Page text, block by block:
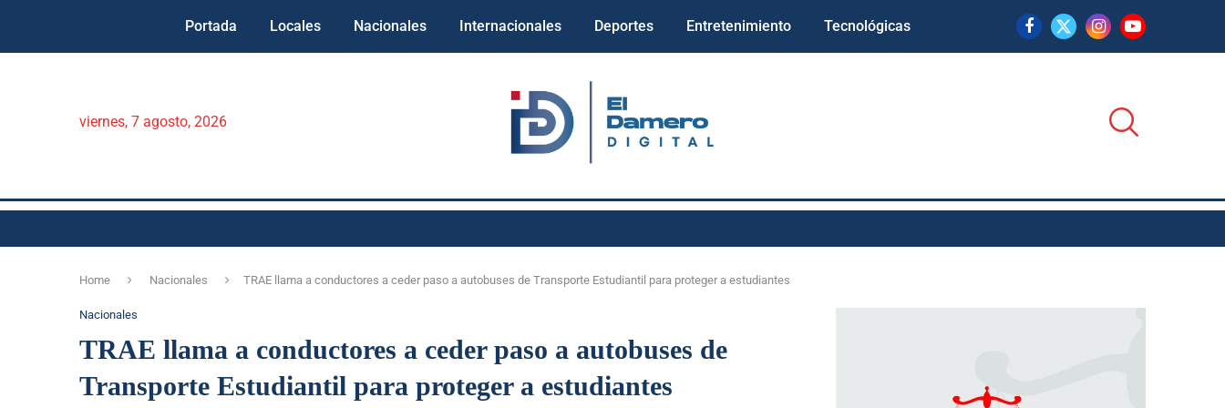
Portada Locales Nacionales Internacionales Deportes Entretenimiento Tecnológicas
viernes, 7 agosto, 2026
Home Nacionales TRAE llama a conductores a ceder paso a autobuses de Transporte Estudiantil para proteger a estudiantes
Nacionales
TRAE llama a conductores a ceder paso a autobuses de
Transporte Estudiantil para proteger a estudiantes